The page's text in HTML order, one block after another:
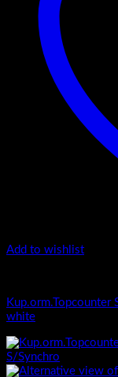
Add to wishlist
white